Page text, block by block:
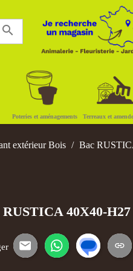
search
Poteries et aménagements Terreaux et
extérieur Bois Bac
RUSTICA 40X40-
E-mail WhatsApp
SMS